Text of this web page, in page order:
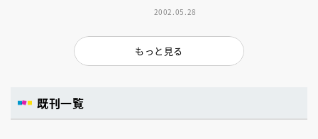
2002.05.28
もっと見る
既刊一覧